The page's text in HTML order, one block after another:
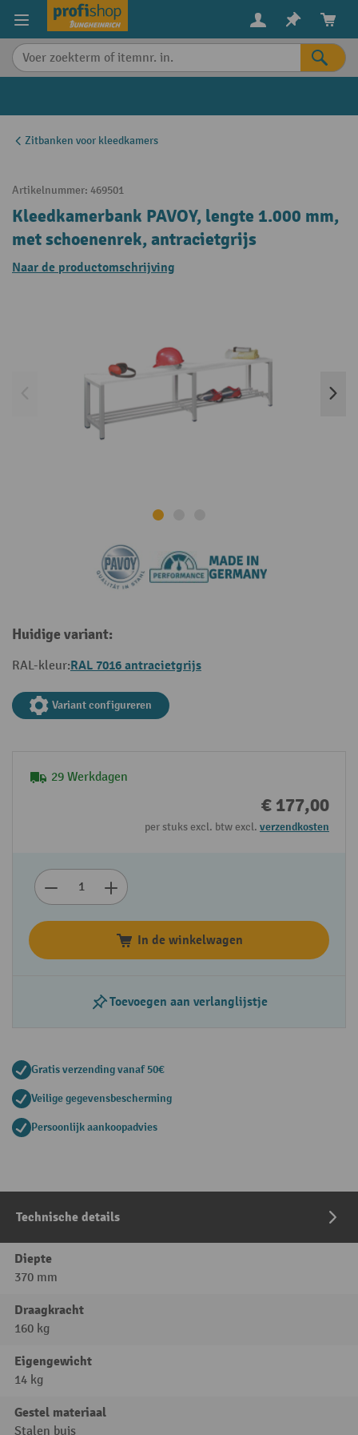
content
Zitbanken voor kleedkamers
Artikelnummer: 469501
Kleedkamerbank PAVOY, lengte 1.000 mm,
met schoenenrek, antracietgrijs
Naar de productomschrijving
Huidige variant:
RAL-kleur:RAL 7016 antracietgrijs
Variant configureren
29 Werkdagen
€ 177,00
per stuks excl. btw excl. verzendkosten
In de winkelwagen
Toevoegen aan verlanglijstje
Gratis verzending vanaf 50€
Veilige gegevensbescherming
Persoonlijk aankoopadvies
Technische details
Diepte
370 mm
Draagkracht
160 kg
Eigengewicht
14 kg
Gestel materiaal
Stalen buis